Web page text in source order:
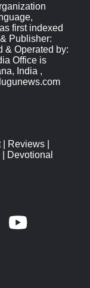
first indexed
Publisher:
& Operated by:
Office is
India ,
| Reviews
Devotional